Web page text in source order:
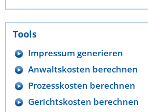
Tools
Impressum generieren
Anwaltskosten berechnen
Prozesskosten berechnen
Gerichtskosten berechnen